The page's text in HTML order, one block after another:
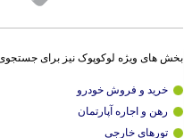
بخش های ویژه لوکوپوک نیز برای
خرید و فروش خودرو
رهن و اجاره آپارتمان
تورهای خارجی